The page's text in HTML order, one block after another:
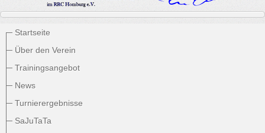
Startseite
Über den Verein
Trainingsangebot
News
Turnierergebnisse
SaJuTaTa